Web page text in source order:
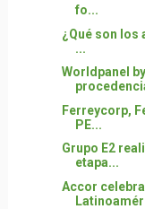
fo...
¿Qué son los
...
Worldpanel
Ferreycorp,
PE...
Grupo E2
etapa...
Accor